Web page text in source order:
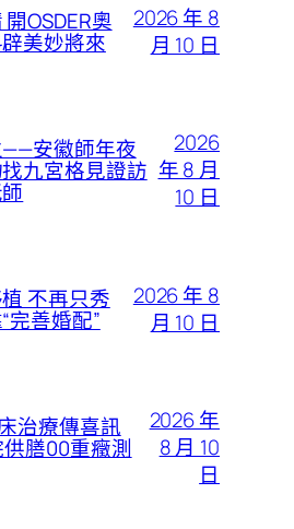
OSDER奧
美妙將來
2026 年 8
月 10 日
安徽師年夜
九宮格見證訪
2026
年 8 月
10 日
不再只秀
完善婚配”
2026 年 8
月 10 日
治療傳喜訊
膳00重癥測
2026 年
8 月 10
日